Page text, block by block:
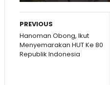
PREVIOUS
Hanoman Obong, Ikut
Menyemarakan HUT Ke 80
Republik Indonesia